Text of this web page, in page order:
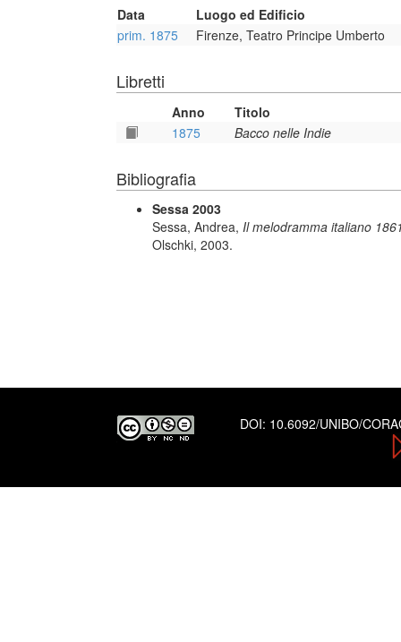
Data
Luogo ed Edificio
prim. 1875
Firenze, Teatro Principe Umberto
Libretti
Anno
Titolo
1875
Bacco nelle Indie
Bibliografia
Sessa 2003
Sessa, Andrea, Il melodramma italiano
Olschki, 2003.
DOI: 10.6092/UNIBO/